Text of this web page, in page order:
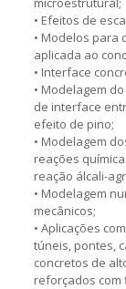
• Efeitos de
• Modelos para
aplicada ao
• Interface
• Modelagem
de interface
efeito de pino;
• Modelagem
reações
reação álcali-
• Modelagem
mecânicos;
• Aplicações
túneis, pontes,
concretos de
reforçados com